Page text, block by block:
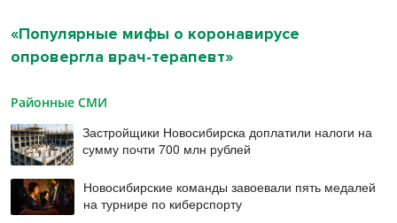
«Популярные мифы о коронавирусе
опровергла врач-терапевт»
Районные СМИ
Застройщики Новосибирска доплатили налоги на
сумму почти 700 млн рублей
Новосибирские команды завоевали пять медалей
на турнире по киберспорту